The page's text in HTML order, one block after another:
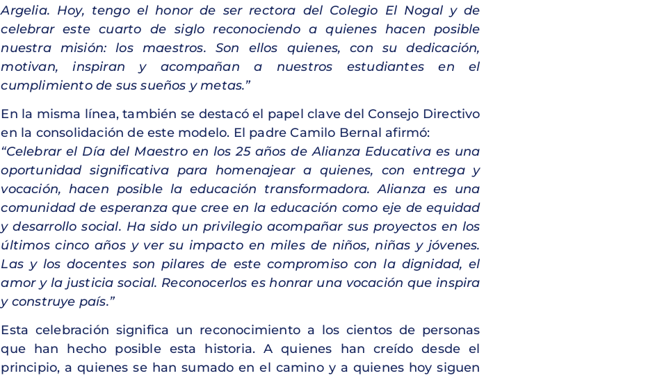
Argelia. Hoy, tengo el honor de ser rectora del Colegio El Nogal y de
celebrar este cuarto de siglo reconociendo a quienes hacen posible
nuestra misión: los maestros. Son ellos quienes, con su dedicación,
motivan, inspiran y acompañan a nuestros estudiantes en el
cumplimiento de sus sueños y metas.”
En la misma línea, también se destacó el papel clave del Consejo Directivo
en la consolidación de este modelo. El padre Camilo Bernal afirmó:
“Celebrar el Día del Maestro en los 25 años de Alianza Educativa es una
oportunidad significativa para homenajear a quienes, con entrega y
vocación, hacen posible la educación transformadora. Alianza es una
comunidad de esperanza que cree en la educación como eje de equidad
y desarrollo social. Ha sido un privilegio acompañar sus proyectos en los
últimos cinco años y ver su impacto en miles de niños, niñas y jóvenes.
Las y los docentes son pilares de este compromiso con la dignidad, el
amor y la justicia social. Reconocerlos es honrar una vocación que inspira
y construye país.”
Esta celebración significa un reconocimiento a los cientos de personas
que han hecho posible esta historia. A quienes han creído desde el
principio, a quienes se han sumado en el camino y a quienes hoy siguen